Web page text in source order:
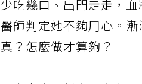
少吃幾口、出門走走，
醫師判定她不夠用心。
真？怎麼做才算夠？